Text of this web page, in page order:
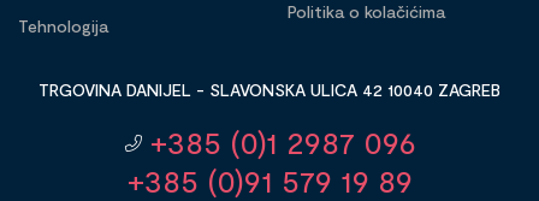
Tehnologija
Politika o kolačićima
TRGOVINA DANIJEL - SLAVONSKA ULICA 42 10040 ZAGREB
+385 (0)1 2987 096
+385 (0)91 579 19 89